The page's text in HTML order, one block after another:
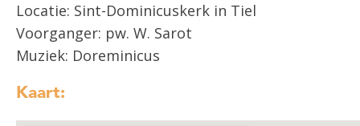
Locatie: Sint-Dominicuskerk in Tiel
Voorganger: pw. W. Sarot
Muziek: Doreminicus
Kaart: